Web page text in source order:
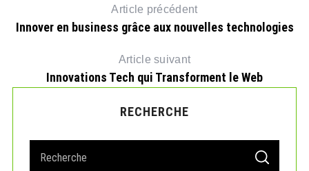
Article précédent
Innover en business grâce aux nouvelles technologies
Article suivant
Innovations Tech qui Transforment le Web
RECHERCHE
S